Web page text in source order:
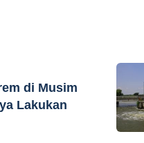
di Musim
Lakukan